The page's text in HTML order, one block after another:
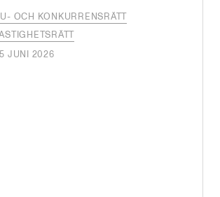
OCH KONKURRENSRÄTT
JUNI 2026